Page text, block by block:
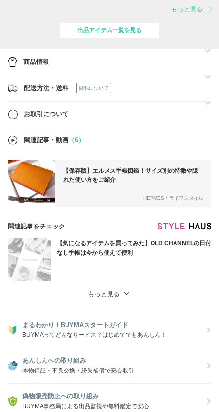
☆ポーチ《ブリッド・ア・ブラックPM》au Carre caseフォーブ
もっと見る
出品アイテム一覧を見る
商品情報
配送方法・送料 関税について
お取引について
関連記事・動画 （6）
【保存版】エルメス手帳図鑑！サイズ別の特徴や隠
れた使い方をご紹介
HERMES / ライフスタイル
関連記事をチェック
【気になるアイテムを買ってみた】OLD CHANNELの日付
なし手帳は今から使えて便利
もっと見る
まるわかり！BUYMAスタートガイド
BUYMAってどんなサービス？はじめてでもあんしん！
あんしんへの取り組み
本物保証・不良交換・紛失補償で安心取引
偽物販売防止への取り組み
BUYMA事務局による出品監視や無料鑑定で安心